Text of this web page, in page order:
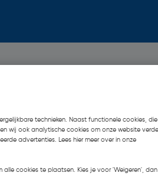
technieken. Naast functionele cookies, die
wij ook analytische cookies om onze website
advertenties. Lees hier meer over in onze
cookies te plaatsen. Kies je voor 'Weigeren', dan